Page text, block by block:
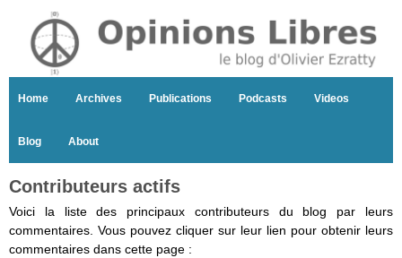
Home Archives Publications Podcasts Videos
Blog About
Contributeurs actifs
Voici la liste des principaux contributeurs du blog par leurs
commentaires. Vous pouvez cliquer sur leur lien pour obtenir leurs
commentaires dans cette page :